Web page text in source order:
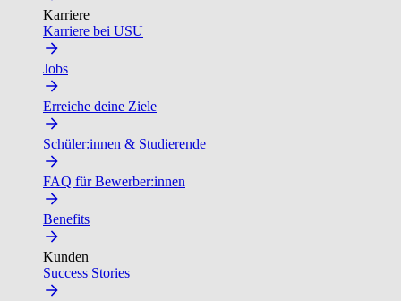
Karriere
Karriere bei USU
Jobs
Erreiche deine Ziele
Schüler:innen & Studierende
FAQ für Bewerber:innen
Benefits
Kunden
Success Stories